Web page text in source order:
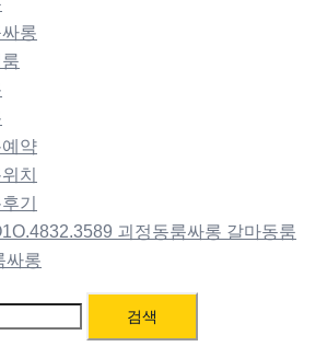
롱
약
치
기
괴정동룸싸롱 갈마동룸
싸롱